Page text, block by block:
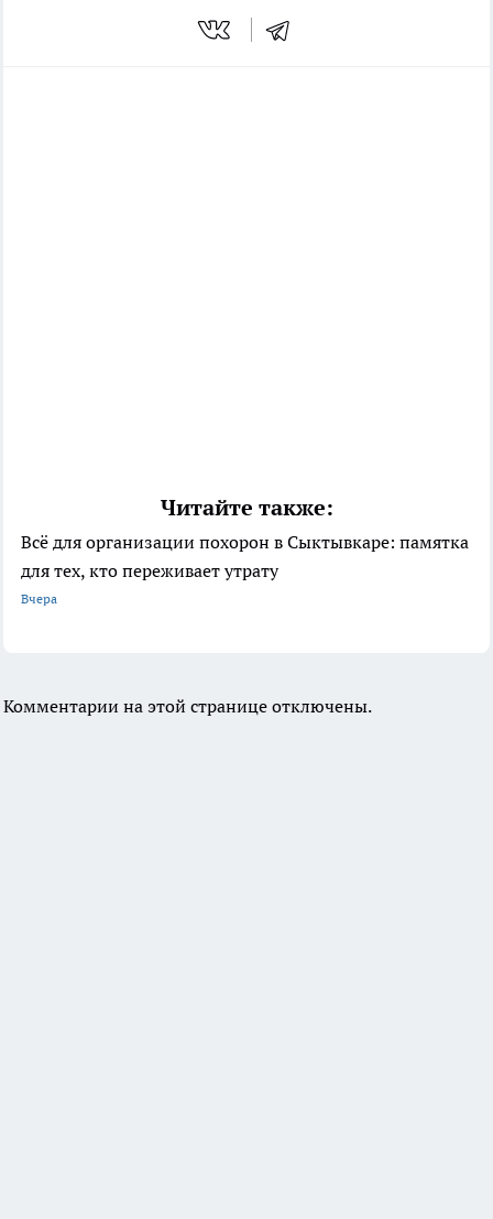
Читайте также:
Всё для организации похорон в Сыктывкаре: памятка
для тех, кто переживает утрату
Вчера
Комментарии на этой странице отключены.